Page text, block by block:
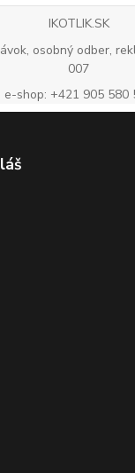
IKOTLIK.SK
osobný odber,
007
e-shop: +421 905 580